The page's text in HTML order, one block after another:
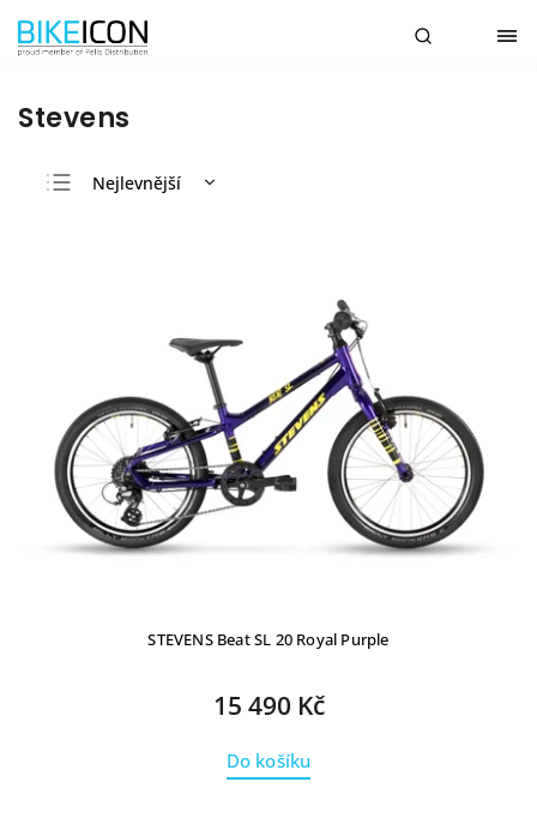
Stevens
Nejlevnější
STEVENS Beat SL 20 Royal Purple
15 490 Kč
Do košíku